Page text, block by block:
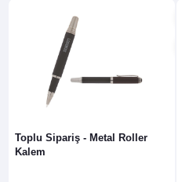
Toplu Sipariş - Metal Roller
Kalem